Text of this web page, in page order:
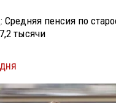
Средняя пенсия по
тысячи